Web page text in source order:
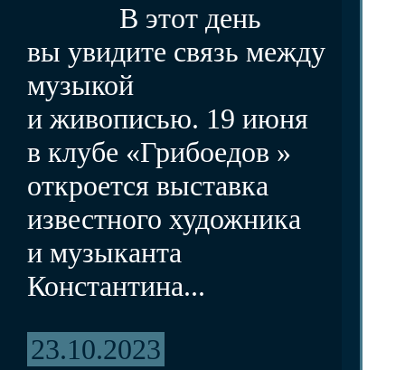
В этот день
вы увидите связь между
музыкой
и живописью. 19 июня
в клубе «Грибоедов »
откроется выставка
известного художника
и музыканта
Константина...
23.10.2023